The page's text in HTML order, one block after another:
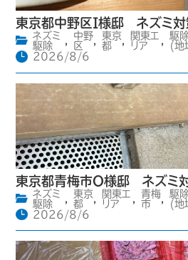
東京都中野区I様邸 ネズミ対
ネズミ
駆除
中野
区
東京
都
関東エ
リア
駆
(地
2026/8/6
東京都青梅市O様邸 ネズミ
ネズミ
駆除
東京
都
関東エ
リア
青梅
市
駆
(地
2026/8/6